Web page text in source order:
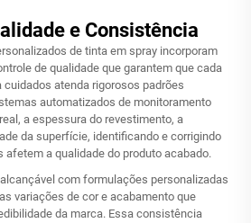
e Consistência
de tinta em spray incorporam
de qualidade que garantem que cada
cuidados atenda rigorosos padrões
automatizados de monitoramento
a espessura do revestimento, a
da superfície, identificando e corrigindo
afetem a qualidade do produto acabado.
com formulações personalizadas
variações de cor e acabamento que
da marca. Essa consistência